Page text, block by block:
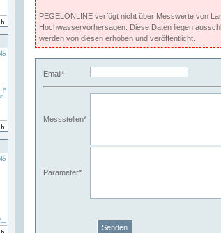
PEGELONLINE verfügt nicht über Messwerte von
Hochwasservorhersagen. Diese Daten liegen
werden von diesen erhoben und veröffentlicht.
Email*
Messstellen*
Parameter*